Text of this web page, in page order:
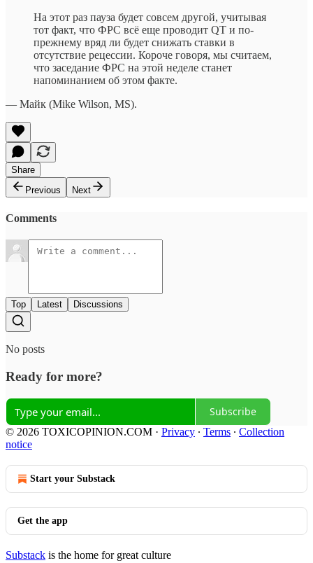
На этот раз пауза будет совсем другой, учитывая
тот факт, что ФРС всё еще проводит QT и по-
прежнему вряд ли будет снижать ставки в
отсутствие рецессии. Короче говоря, мы считаем,
что заседание ФРС на этой неделе станет
напоминанием об этом факте.
— Майк (Mike Wilson, MS).
Share
Previous
Next
Comments
Top Latest Discussions
No posts
Ready for more?
Subscribe
© 2026 TOXICOPINION.COM · Privacy ∙ Terms ∙ Collection
notice
Start your Substack
Get the app
Substack is the home for great culture